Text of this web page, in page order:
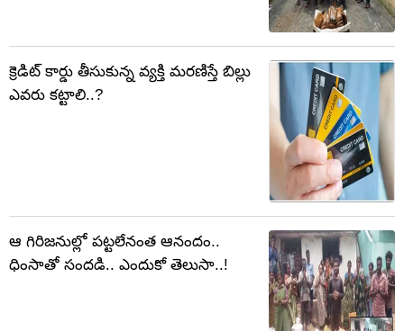
క్రెడిట్ కార్డు తీసుకున్న వ్యక్తి మరణిస్తే బిల్లు
ఎవరు కట్టాలి..?
ఆ గిరిజనుల్లో పట్టలేనంత ఆనందం..
ధింసాతో సందడి.. ఎందుకో తెలుసా..!